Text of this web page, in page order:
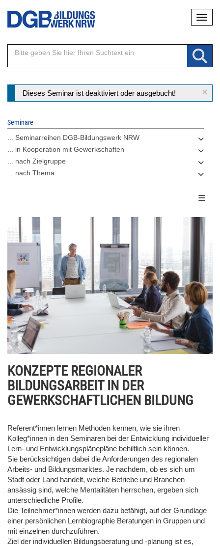
Direkt
Inhalt
×
Statusmeldung
Dieses Seminar ist deaktiviert oder ausgebucht!
Seminare
... Seminarreihen DGB-Bildungswerk NRW
... in Kooperation mit Gewerkschaften
... nach Zielgruppe
... nach Thema
KONZEPTE REGIONALER
BILDUNGSARBEIT IN DER
GEWERKSCHAFTLICHEN BILDUNG
Referent*innen lernen Methoden kennen, wie sie ihren
Kolleg*innen in den Seminaren bei der Entwicklung individueller
Lern- und Entwicklungsplänepläne behilflich sein können.
Sie berücksichtigen dabei die Anforderungen des regionalen
Arbeits- und Bildungsmarktes. Je nachdem, ob es sich um
Stadt oder Land handelt, welche Betriebe und Branchen
ansässig sind, welche Mentalitäten herrschen, ergeben sich
unterschiedliche Profile.
Die Teilnehmer*innen werden dazu befähigt, auf der Grundlage
einer persönlichen Lernbiographie Beratungen in Gruppen und
mit einzelnen durchzuführen.
Ziel der individuellen Bildungsberatung und -planung ist es,